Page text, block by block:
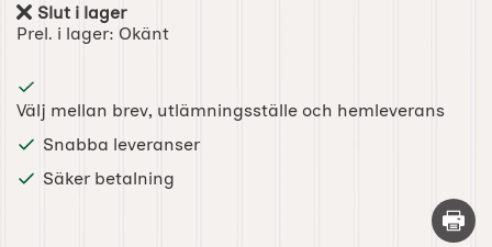
Tillgänglighet:
Slut i lager
Prel. i lager: Okänt
Välj mellan brev, utlämningsställe och hemleverans
Snabba leveranser
Säker betalning
Skriv